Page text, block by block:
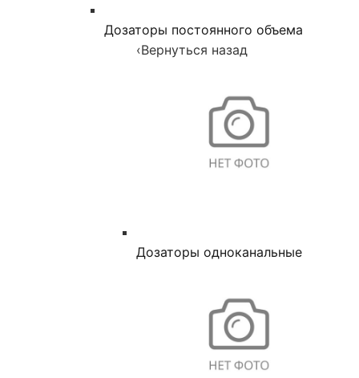
Дозаторы постоянного объема
‹Вернуться назад
Дозаторы одноканальные